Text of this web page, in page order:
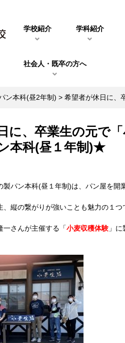
学校紹介 学科紹介
社会人・既卒の方へ
ン本科(昼2年制) >希望者が休日に、
に、卒業生の元で
本科(昼１年制)★
製パン本科(昼１年制)は、パン屋を開
、縦の繋がりが強いことも魅力の１つ
一さんが主催する「小麦収穫体験 」